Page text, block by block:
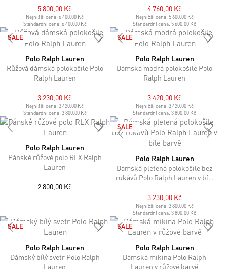
5 800,00 Kč
Nejnižší cena:6 400,00 Kč
Standardní cena: 6 400,00 Kč
4 760,00 Kč
Nejnižší cena: 5 600,00 Kč
Standardní cena: 5 600,00 Kč
SALE
Polo Ralph Lauren
Růžová dámská polokošile Polo
Ralph Lauren
3 230,00 Kč
Nejnižší cena:3 420,00 Kč
Standardní cena: 3 800,00 Kč
SALE
Polo Ralph Lauren
Dámská modrá polokošile Polo
Ralph Lauren
3 420,00 Kč
Nejnižší cena: 3 420,00 Kč
Standardní cena:3 800,00 Kč
Polo Ralph Lauren
Pánské růžové polo RLX Ralph
Lauren
2 800,00 Kč
SALE
Polo Ralph Lauren
Dámská pletená polokošile bez
rukávů Polo Ralph Lauren v bílé
3 230,00 Kč
Nejnižší cena: 3 800,00 Kč
Standardní cena:3 800,00 Kč
SALE
Polo Ralph Lauren
Dámský bílý svetr Polo Ralph
Lauren
SALE
Polo Ralph Lauren
Dámská mikina Polo Ralph
Lauren v růžové barvě